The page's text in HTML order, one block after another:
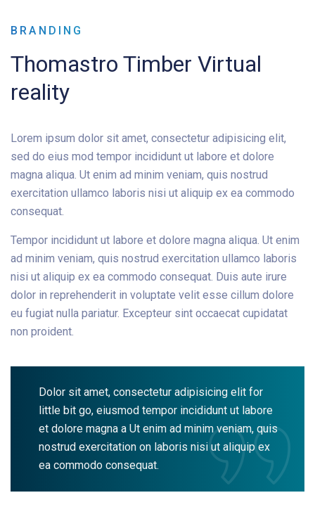
BRANDING
Thomastro Timber Virtual
reality
Lorem ipsum dolor sit amet, consectetur adipisicing elit,
sed do eius mod tempor incididunt ut labore et dolore
magna aliqua. Ut enim ad minim veniam, quis nostrud
exercitation ullamco laboris nisi ut aliquip ex ea commodo
consequat.
Tempor incididunt ut labore et dolore magna aliqua. Ut enim
ad minim veniam, quis nostrud exercitation ullamco laboris
nisi ut aliquip ex ea commodo consequat. Duis aute irure
dolor in reprehenderit in voluptate velit esse cillum dolore
eu fugiat nulla pariatur. Excepteur sint occaecat cupidatat
non proident.
Dolor sit amet, consectetur adipisicing elit for
little bit go, eiusmod tempor incididunt ut labore
et dolore magna a Ut enim ad minim veniam, quis
nostrud exercitation on laboris nisi ut aliquip ex
ea commodo consequat.